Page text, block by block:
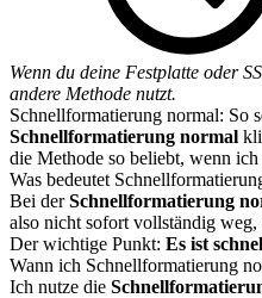
Wenn du deine Festplatte oder
andere Methode nutzt.
Schnellformatierung normal: So
Schnellformatierung normal
die Methode so beliebt, wenn
Was bedeutet
Bei derSchnellformatierung
also nicht sofort vollständig
Der wichtige Punkt: Es ist
Wann ich Schnellformatierung
Ich nutze die